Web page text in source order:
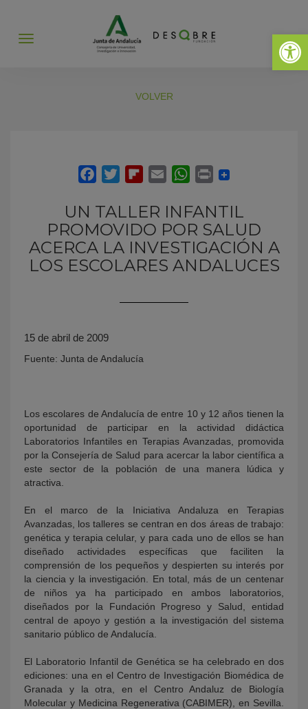
Abrir
Abrir
VOLVER
UN TALLER INFANTIL
PROMOVIDO POR SALUD
ACERCA LA INVESTIGACIÓN A
LOS ESCOLARES ANDALUCES
15 de abril de 2009
Fuente: Junta de Andalucía
Los escolares de Andalucía de entre 10 y 12 años tienen la
oportunidad de participar en la actividad didáctica
Laboratorios Infantiles en Terapias Avanzadas, promovida
por la Consejería de Salud para acercar la labor científica a
este sector de la población de una manera lúdica y
atractiva.
En el marco de la Iniciativa Andaluza en Terapias
Avanzadas, los talleres se centran en dos áreas de trabajo:
genética y terapia celular, y para cada uno de ellos se han
diseñado actividades específicas que faciliten la
comprensión de los pequeños y despierten su interés por
la ciencia y la investigación. En total, más de un centenar
de niños ya ha participado en ambos laboratorios,
diseñados por la Fundación Progreso y Salud, entidad
central de apoyo y gestión a la investigación del sistema
sanitario público de Andalucía.
El Laboratorio Infantil de Genética se ha celebrado en dos
ediciones: una en el Centro de Investigación Biomédica de
Granada y la otra, en el Centro Andaluz de Biología
Molecular y Medicina Regenerativa (CABIMER), en Sevilla.